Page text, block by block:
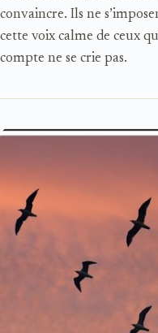
convaincre. Ils ne
cette voix calme de ceux
compte ne se crie pas.